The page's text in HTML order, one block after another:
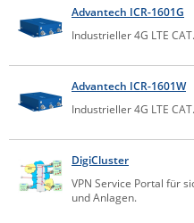
Energiemessung
Energieverteilung
IP, WLAN & GSM Sensorik
Datenlogger
IoT - Internet of Things
Remote I/O
Industrielle
Industrielle Computer
Wi-Fi - WLAN - Wireless
IT Netzwerktechnik /
Sonstige
Comet System
Contemporary Controls
Digi
Eaton
Elsys
Enginko - mcf88
Advantech ICR-1601G
Industrieller 4G LTE
Advantech ICR-1601W
Industrieller 4G LTE
DigiCluster
VPN Service Portal für
und Anlagen.